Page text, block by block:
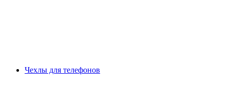
Чехлы для телефонов